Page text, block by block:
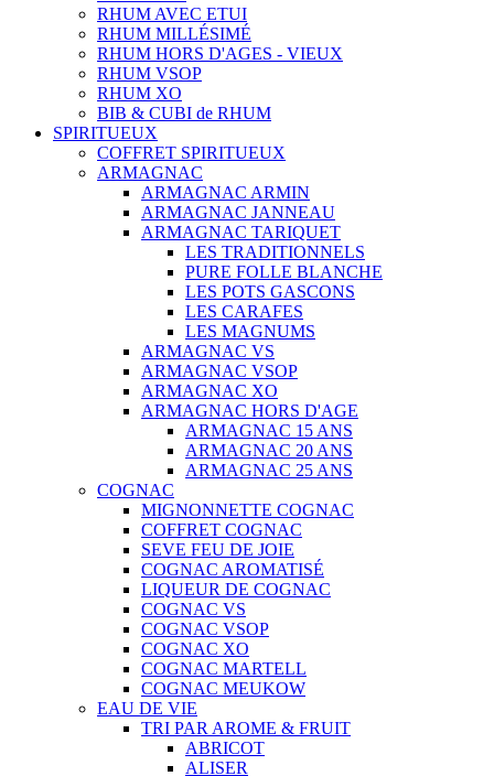
RHUM AVEC ETUI
RHUM MILLÉSIMÉ
RHUM HORS D'AGES - VIEUX
RHUM VSOP
RHUM XO
BIB & CUBI de RHUM
SPIRITUEUX
COFFRET SPIRITUEUX
ARMAGNAC
ARMAGNAC ARMIN
ARMAGNAC JANNEAU
ARMAGNAC TARIQUET
LES TRADITIONNELS
PURE FOLLE BLANCHE
LES POTS GASCONS
LES CARAFES
LES MAGNUMS
ARMAGNAC VS
ARMAGNAC VSOP
ARMAGNAC XO
ARMAGNAC HORS D'AGE
ARMAGNAC 15 ANS
ARMAGNAC 20 ANS
ARMAGNAC 25 ANS
COGNAC
MIGNONNETTE COGNAC
COFFRET COGNAC
SEVE FEU DE JOIE
COGNAC AROMATISÉ
LIQUEUR DE COGNAC
COGNAC VS
COGNAC VSOP
COGNAC XO
COGNAC MARTELL
COGNAC MEUKOW
EAU DE VIE
TRI PAR AROME & FRUIT
ABRICOT
ALISER